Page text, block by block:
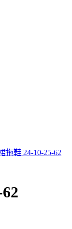
拖鞋 24-10-25-62